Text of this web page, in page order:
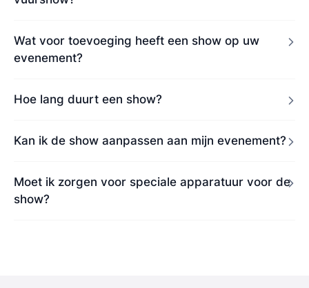
Wat voor toevoeging heeft een show op uw
evenement?
Hoe lang duurt een show?
Kan ik de show aanpassen aan mijn evenement?
Moet ik zorgen voor speciale apparatuur voor de
show?